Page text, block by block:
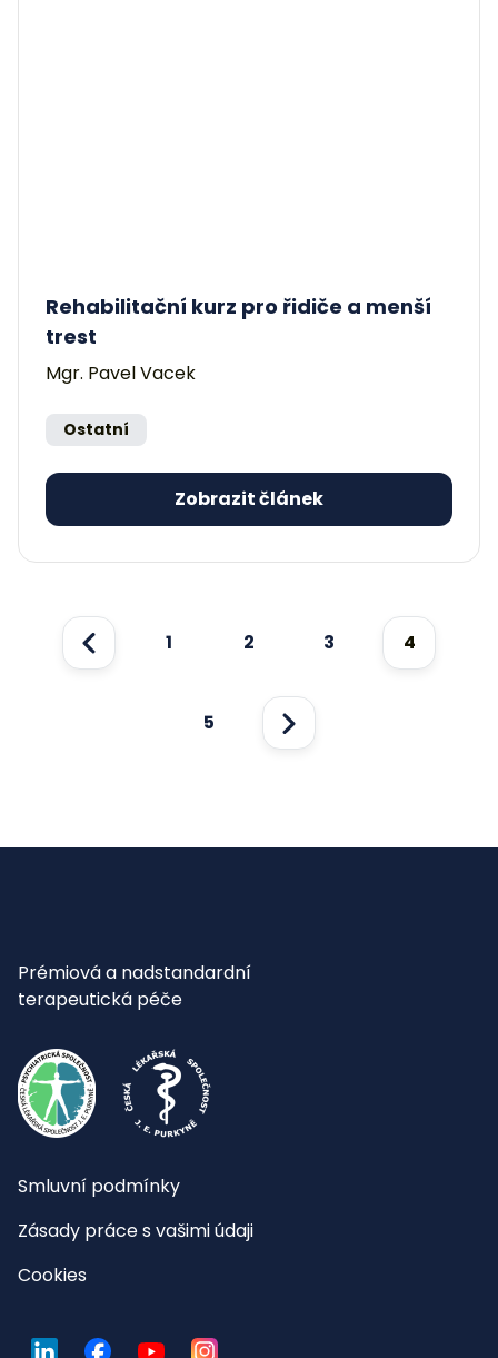
Rehabilitační kurz pro řidiče a menší
trest
Mgr. Pavel Vacek
Ostatní
Zobrazit článek
Předchozí
1 2 3 4
5
Další
Prémiová a nadstandardní
terapeutická péče
Smluvní podmínky
Zásady práce s vašimi údaji
Cookies